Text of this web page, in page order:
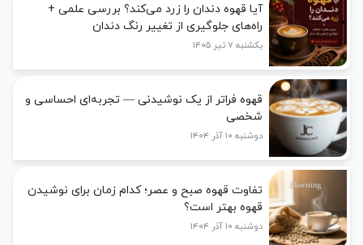
آیا قهوه دندان را زرد می‌کند؟ بررسی علمی +
راه‌های جلوگیری از تغییر رنگ دندان
یکشنبه ۷ تیر ۱۴۰۵
قهوه فراتر از یک نوشیدنی — تجربه‌ای احساسی و
شخصی
دوشنبه ۱۰ آذر ۱۴۰۴
تفاوت قهوه صبح و عصر؛ کدام زمان برای نوشیدن
قهوه بهتر است؟
دوشنبه ۱۰ آذر ۱۴۰۴